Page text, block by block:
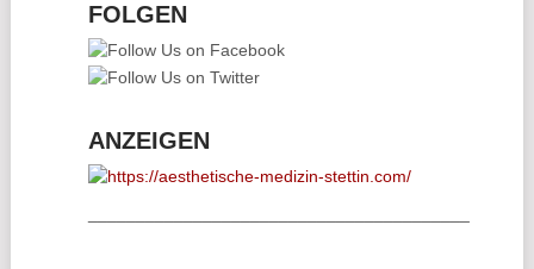
FOLGEN
ANZEIGEN